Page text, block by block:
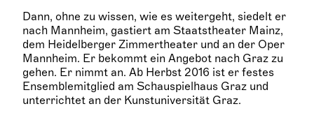
Dann, ohne zu wissen, wie es weitergeht, siedelt er
nach Mannheim, gastiert am Staatstheater Mainz,
dem Heidelberger Zimmertheater und an der Oper
Mannheim. Er bekommt ein Angebot nach Graz zu
gehen. Er nimmt an. Ab Herbst 2016 ist er festes
Ensemblemitglied am Schauspielhaus Graz und
unterrichtet an der Kunstuniversität Graz.